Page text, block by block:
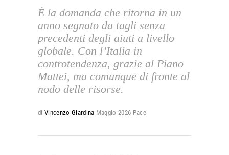
È la domanda che ritorna in un
anno segnato da tagli senza
precedenti degli aiuti a livello
globale. Con l’Italia in
controtendenza, grazie al Piano
Mattei, ma comunque di fronte al
nodo delle risorse.
di Vincenzo Giardina Maggio 2026 Pace